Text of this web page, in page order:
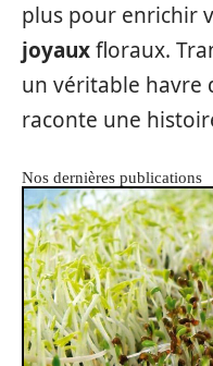
plus pour enrichir
joyauxfloraux.
un véritable havre
raconte une
Nos dernières publications